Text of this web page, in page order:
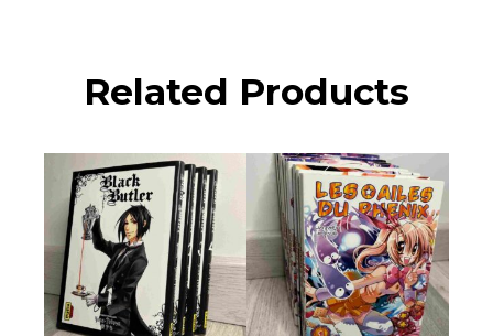
Related Products